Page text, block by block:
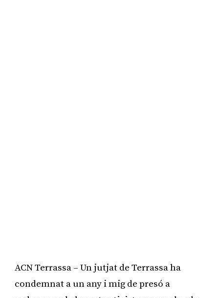
ACN Terrassa – Un jutjat de Terrassa ha
condemnat a un any i mig de presó a